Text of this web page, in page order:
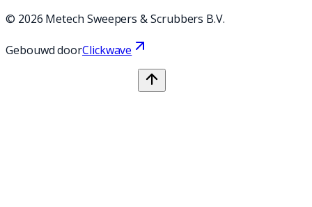
© 2026 Metech Sweepers & Scrubbers B.V.
Gebouwd doorClickwave